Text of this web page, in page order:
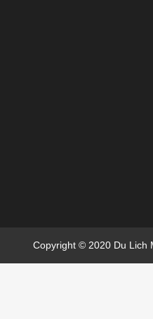
Copyright © 2020 Du Lich